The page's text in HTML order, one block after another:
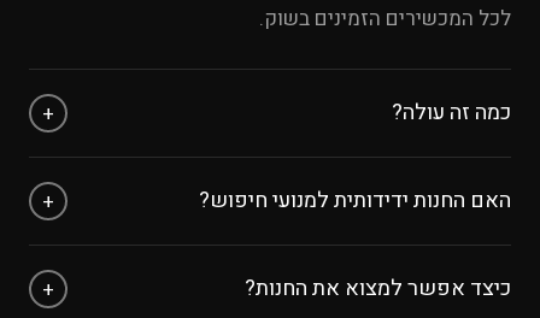
לכל המכשירים הזמינים בשוק.
כמה זה עולה? +
אפשר להתנסות בחינם עד 8 מוצרים ללא כרטיס אשראי.
לאחר מכן, עלות המנוי היא לפי החבילה שבוחרים
האם החנות ידידותית למנועי חיפוש? +
החיפוש, אם לא היא ממש חסרת תועלת, ולכן אנחנו ב-
כיצד אפשר למצוא את החנות? +